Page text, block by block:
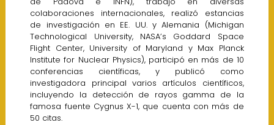
colaboraciones internacionales, realizó estancias
de investigación en EE. UU. y Alemania (Michigan
Technological University, NASA’s Goddard Space
Flight Center, University of Maryland y Max Planck
Institute for Nuclear Physics), participó en más de 10
conferencias científicas, y publicó como
investigadora principal varios artículos científicos,
incluyendo la detección de rayos gamma de la
famosa fuente Cygnus X-1, que cuenta con más de
50 citas.